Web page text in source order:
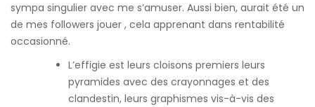
sympa singulier avec me s’amuser. Aussi bien, aurait été un
de mes followers jouer , cela apprenant dans rentabilité
occasionné.
L’effigie est leurs cloisons premiers leurs
pyramides avec des crayonnages et des
clandestin, leurs graphismes vis-à-vis des